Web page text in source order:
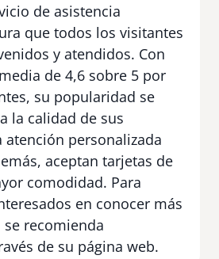
de asistencia
que todos los visitantes
y atendidos. Con
de 4,6 sobre 5 por
su popularidad se
la calidad de sus
atención personalizada
aceptan tarjetas de
comodidad. Para
en conocer más
recomienda
de su página web.